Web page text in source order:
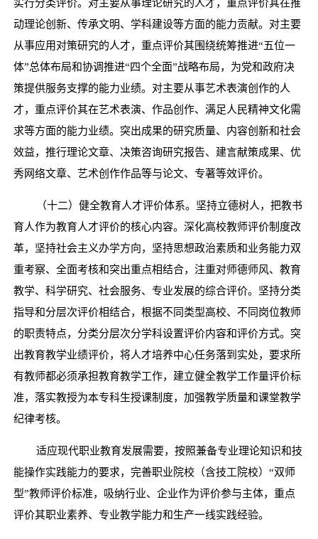
实行分类评价。对主要从事理论研究的人才，重点评价其在推
动理论创新、传承文明、学科建设等方面的能力贡献。对主要
从事应用对策研究的人才，重点评价其围绕统筹推进“五位一
体”总体布局和协调推进“四个全面”战略布局，为党和政府决
策提供服务支撑的能力业绩。对主要从事艺术表演创作的人
才，重点评价其在艺术表演、作品创作、满足人民精神文化需
求等方面的能力业绩。突出成果的研究质量、内容创新和社会
效益，推行理论文章、决策咨询研究报告、建言献策成果、优
秀网络文章、艺术创作作品等与论文、专著等效评价。
（十二）健全教育人才评价体系。坚持立德树人，把教书
育人作为教育人才评价的核心内容。深化高校教师评价制度改
革，坚持社会主义办学方向，坚持思想政治素质和业务能力双
重考察、全面考核和突出重点相结合，注重对师德师风、教育
教学、科学研究、社会服务、专业发展的综合评价。坚持分类
指导和分层次评价相结合，根据不同类型高校、不同岗位教师
的职责特点，分类分层次分学科设置评价内容和评价方式。突
出教育教学业绩评价，将人才培养中心任务落到实处，要求所
有教师都必须承担教育教学工作，建立健全教学工作量评价标
准，落实教授为本专科生授课制度，加强教学质量和课堂教学
纪律考核。
适应现代职业教育发展需要，按照兼备专业理论知识和技
能操作实践能力的要求，完善职业院校（含技工院校） “双师
型”教师评价标准，吸纳行业、企业作为评价参与主体，重点
评价其职业素养、专业教学能力和生产一线实践经验。